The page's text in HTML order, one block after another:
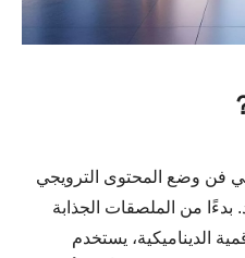
فن وضع المحتوى الترويجي
من الملصقات الجذابة
الديناميكية، يستخدم